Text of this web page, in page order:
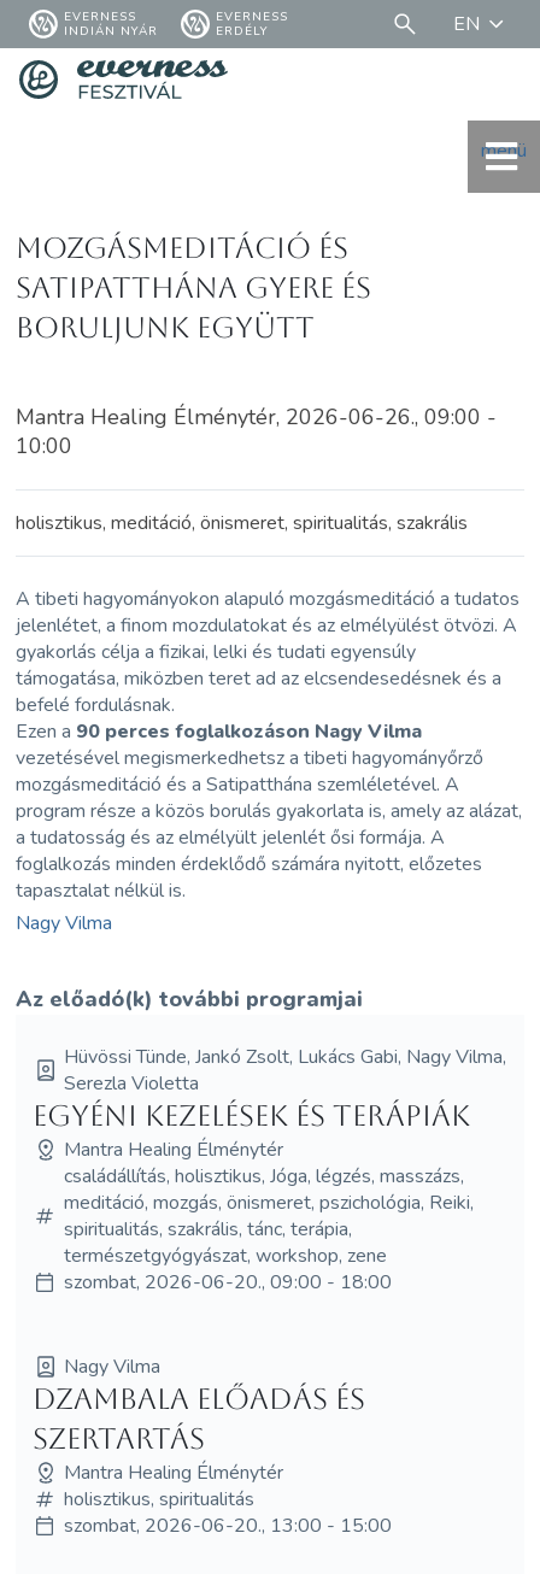
EVERNESS
INDIÁN NYÁR
EVERNESS
ERDÉLY
EN
menü
Mozgásmeditáció és
Satipatthána Gyere és
boruljunk együtt
Mantra Healing Élménytér, 2026-06-26., 09:00 -
10:00
holisztikus, meditáció, önismeret, spiritualitás, szakrális
A tibeti hagyományokon alapuló mozgásmeditáció a tudatos
jelenlétet, a finom mozdulatokat és az elmélyülést ötvözi. A
gyakorlás célja a fizikai, lelki és tudati egyensúly
támogatása, miközben teret ad az elcsendesedésnek és a
befelé fordulásnak.
Ezen a 90 perces foglalkozáson Nagy Vilma
vezetésével megismerkedhetsz a tibeti hagyományőrző
mozgásmeditáció és a Satipatthána szemléletével. A
program része a közös borulás gyakorlata is, amely az alázat,
a tudatosság és az elmélyült jelenlét ősi formája. A
foglalkozás minden érdeklődő számára nyitott, előzetes
tapasztalat nélkül is.
Nagy Vilma
Az előadó(k) további programjai
Hüvössi Tünde, Jankó Zsolt, Lukács Gabi, Nagy Vilma,
Serezla Violetta
Egyéni kezelések és terápiák
Mantra Healing Élménytér
családállítás, holisztikus, Jóga, légzés, masszázs,
meditáció, mozgás, önismeret, pszichológia, Reiki,
spiritualitás, szakrális, tánc, terápia,
természetgyógyászat, workshop, zene
szombat, 2026-06-20., 09:00 - 18:00
Nagy Vilma
Dzambala előadás és
szertartás
Mantra Healing Élménytér
holisztikus, spiritualitás
szombat, 2026-06-20., 13:00 - 15:00